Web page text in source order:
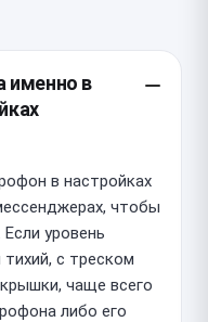
именно в
в настройках
чтобы
уровень
с треском
чаще всего
либо его